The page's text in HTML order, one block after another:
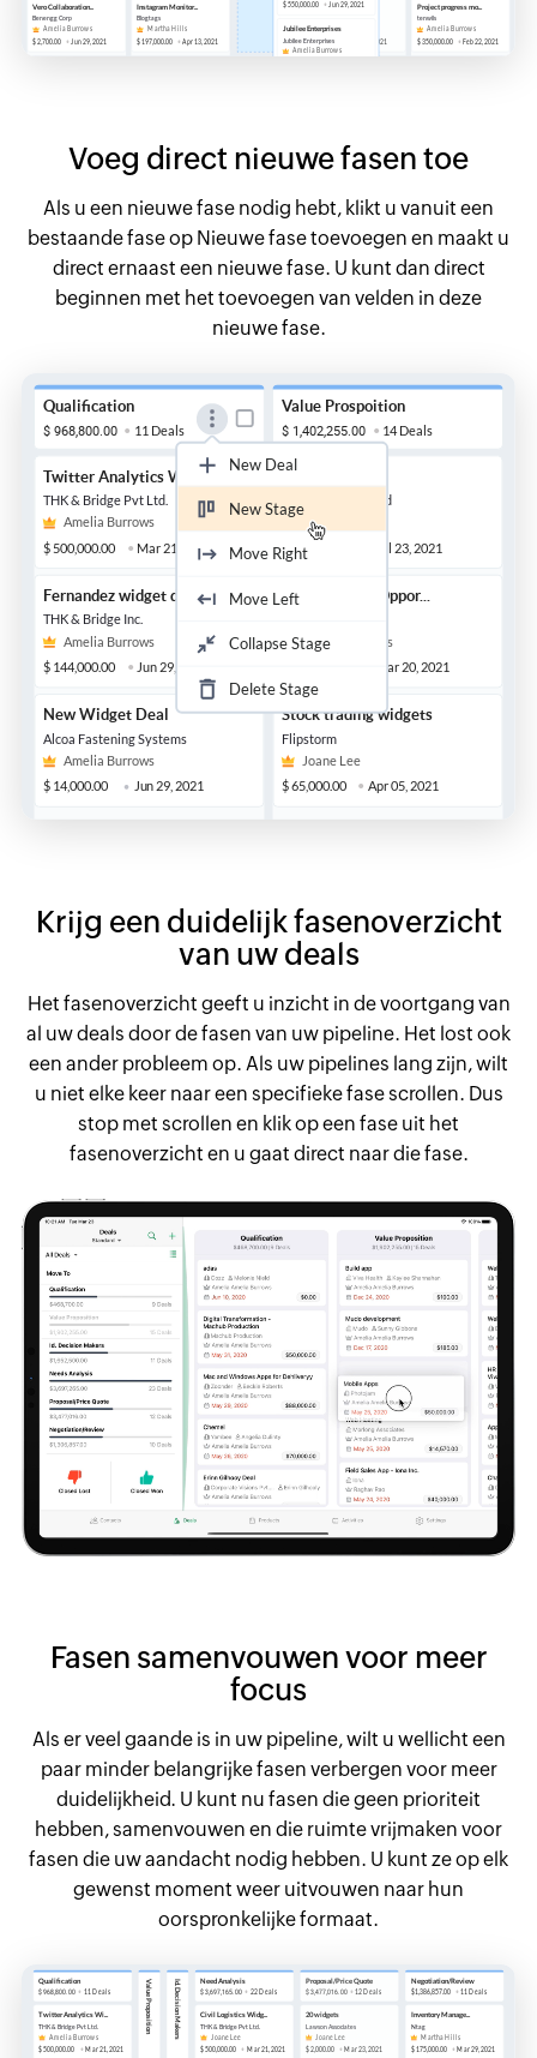
Voeg direct nieuwe fasen toe
Als u een nieuwe fase nodig hebt, klikt u vanuit een
bestaande fase op Nieuwe fase toevoegen en maakt u
direct ernaast een nieuwe fase. U kunt dan direct
beginnen met het toevoegen van velden in deze
nieuwe fase.
Krijg een duidelijk fasenoverzicht
van uw deals
Het fasenoverzicht geeft u inzicht in de voortgang van
al uw deals door de fasen van uw pipeline. Het lost ook
een ander probleem op. Als uw pipelines lang zijn, wilt
u niet elke keer naar een specifieke fase scrollen. Dus
stop met scrollen en klik op een fase uit het
fasenoverzicht en u gaat direct naar die fase.
Fasen samenvouwen voor meer
focus
Als er veel gaande is in uw pipeline, wilt u wellicht een
paar minder belangrijke fasen verbergen voor meer
duidelijkheid. U kunt nu fasen die geen prioriteit
hebben, samenvouwen en die ruimte vrijmaken voor
fasen die uw aandacht nodig hebben. U kunt ze op elk
gewenst moment weer uitvouwen naar hun
oorspronkelijke formaat.